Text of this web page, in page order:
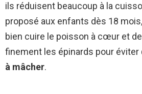
ils réduisent beaucoup à la
proposé aux enfants dès 18
bien cuire le poisson à cœur et
finement les épinards pour éviter
à mâcher.